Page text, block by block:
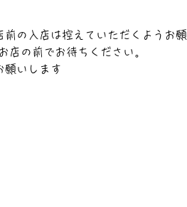
の入店は控えていただくようお願
店の前でお待ちください。
願いします